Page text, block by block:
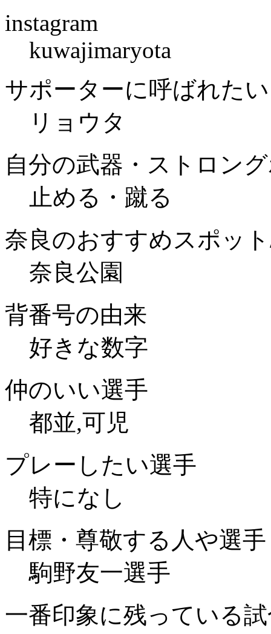
instagram
kuwajimaryota
サポーターに呼ばれた
リョウタ
自分の武器・ストロン
止める・蹴る
奈良のおすすめスポッ
奈良公園
背番号の由来
好きな数字
仲のいい選手
都並,可児
プレーしたい選手
特になし
目標・尊敬する人や選手
駒野友一選手
一番印象に残っている